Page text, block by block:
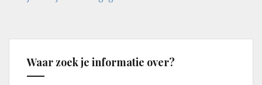
Waar zoek je informatie over?